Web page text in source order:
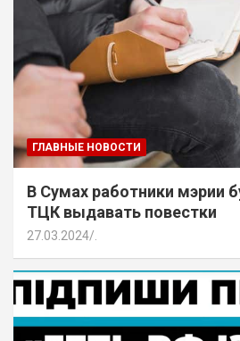
ГЛАВНЫЕ НОВОСТИ
В Сумах работники мэрии
ТЦК выдавать повестки
27.03.2024